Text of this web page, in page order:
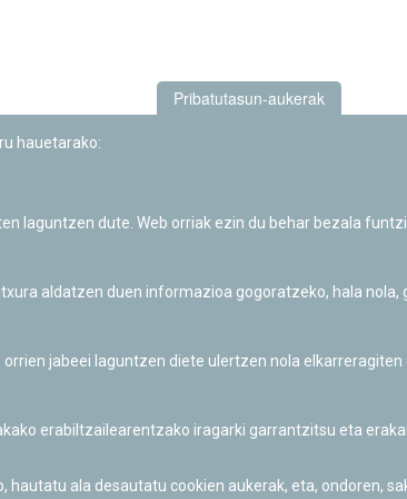
Pribatutasun-aukerak
hauetarako:
laguntzen dute. Web orriak ezin du behar bezala
aldatzen duen informazioa gogoratzeko, hala nola,
jabeei laguntzen diete ulertzen nola elkarreragiten
erabiltzailearentzako iragarki garrantzitsu eta
ala desautatu cookien aukerak, eta, ondoren,